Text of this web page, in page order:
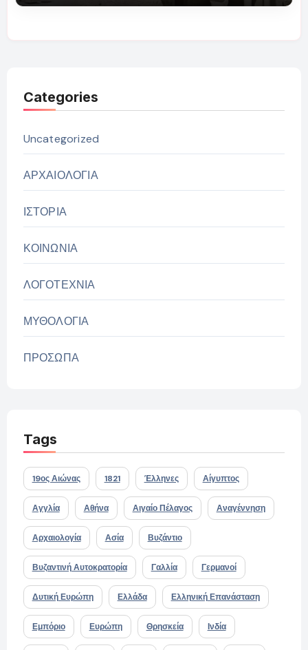
Categories
Uncategorized
ΑΡΧΑΙΟΛΟΓΙΑ
ΙΣΤΟΡΙΑ
ΚΟΙΝΩΝΙΑ
ΛΟΓΟΤΕΧΝΙΑ
ΜΥΘΟΛΟΓΙΑ
ΠΡΟΣΩΠΑ
Tags
19ος Αιώνας 1821 Έλληνες Αίγυπτος
Αγγλία Αθήνα Αιγαίο Πέλαγος Αναγέννηση
Αρχαιολογία Ασία Βυζάντιο
Βυζαντινή Αυτοκρατορία Γαλλία Γερμανοί
Δυτική Ευρώπη Ελλάδα Ελληνική Επανάσταση
Εμπόριο Ευρώπη Θρησκεία Ινδία